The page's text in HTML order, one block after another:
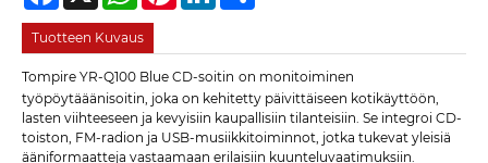
Tuotteen Kuvaus
Tompire YR-Q100 Blue CD-soitin on monitoiminen
työpöytääänisoitin, joka on kehitetty päivittäiseen kotikäyttöön,
lasten viihteeseen ja kevyisiin kaupallisiin tilanteisiin. Se integroi CD-
toiston, FM-radion ja USB-musiikkitoiminnot, jotka tukevat yleisiä
ääniformaatteja vastaamaan erilaisiin kuunteluvaatimuksiin.